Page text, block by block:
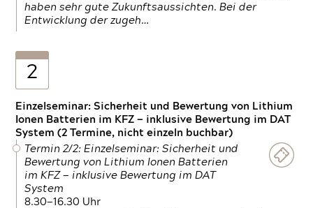
haben sehr gute Zukunftsaussichten. Bei der
Entwicklung der zugeh…
2
Einzelseminar: Sicherheit und Bewertung von Lithium
Ionen Batterien im KFZ — inklusive Bewertung im DAT
System (2 Termine, nicht einzeln buchbar)
Termin 2/2: Einzelseminar: Sicherheit und
Bewertung von Lithium Ionen Batterien
im KFZ — inklusive Bewertung im DAT
System
8.30—16.30 Uhr